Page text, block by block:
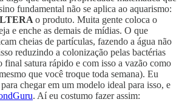
fundamental não se aplica ao aquarismo:
o produto. Muita gente coloca o
e enche as demais de mídias. O que
cheias de partículas, fazendo a água não
reduzindo a colonização pelas bactérias
final satura rápido e com isso a vazão como
que você troque toda semana). Eu
chegar em um modelo ideal para isso, e
. Aí eu costumo fazer assim: